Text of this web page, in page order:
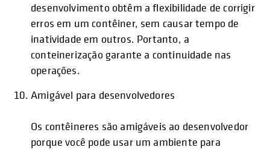
desenvolvimento obtêm a flexibilidade de corrigir
erros em um contêiner, sem causar tempo de
inatividade em outros. Portanto, a
conteinerização garante a continuidade nas
operações.
Amigável para desenvolvedores
Os contêineres são amigáveis ao desenvolvedor
porque você pode usar um ambiente para